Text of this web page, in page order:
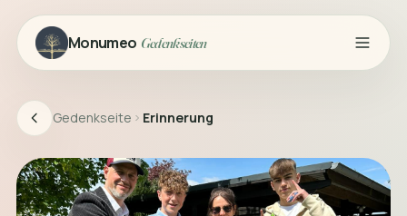
Monumeo Gedenkseiten
Gedenkseite Erinnerung